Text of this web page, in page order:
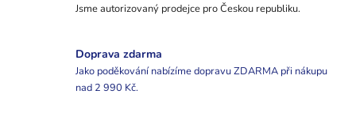
Jsme autorizovaný prodejce pro Českou republiku.
Doprava zdarma
Jako poděkování nabízíme dopravu ZDARMA při nákupu
nad 2 990 Kč.